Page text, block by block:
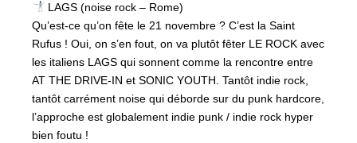
LAGS (noise rock – Rome)
Qu’est-ce qu’on fête le 21 novembre ? C’est la Saint
Rufus ! Oui, on s’en fout, on va plutôt fêter LE ROCK avec
les italiens LAGS qui sonnent comme la rencontre entre
AT THE DRIVE-IN et SONIC YOUTH. Tantôt indie rock,
tantôt carrément noise qui déborde sur du punk hardcore,
l’approche est globalement indie punk / indie rock hyper
bien foutu !